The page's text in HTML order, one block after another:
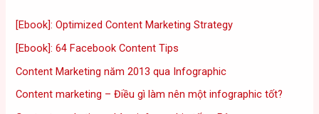
[Ebook]: Optimized Content Marketing Strategy
[Ebook]: 64 Facebook Content Tips
Content Marketing năm 2013 qua Infographic
Content marketing – Điều gì làm nên một infographic tốt?